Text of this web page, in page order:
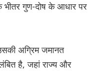
भीतर गुण-दोष के आधार पर
अग्रिम जमानत
है, जहां राज्य और